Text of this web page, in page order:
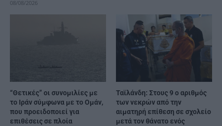
08/08/2026
“Θετικές” οι συνομιλίες με
το Ιράν σύμφωνα με το Ομάν,
που προειδοποιεί για
επιθέσεις σε πλοία
Ταϊλάνδη: Στους 9 ο αριθμός
των νεκρών από την
αιματηρή επίθεση σε σχολείο
μετά τον θάνατο ενός